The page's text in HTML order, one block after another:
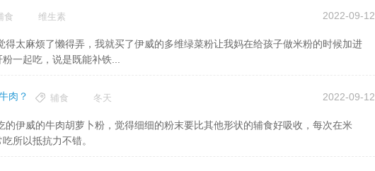
2022-09-12
食 维生素
一起吃，说是既能补铁...
肉？ 2022-09-12
辅食 冬天
所以抵抗力不错。